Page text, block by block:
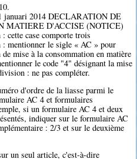
januari 2014 DECLARATION DE
MATIERE D'ACCISE (NOTICE)
cette case comporte trois
mentionner le sigle « AC » pour
mise à la consommation en matière
le code "4" désignant la mise
: ne pas compléter.
d'ordre de la liasse parmi le
AC 4 et formulaires
si un formulaire AC 4 et deux
indiquer sur le formulaire AC
: 2/3 et sur le deuxième
un seul article, c'est-à-dire